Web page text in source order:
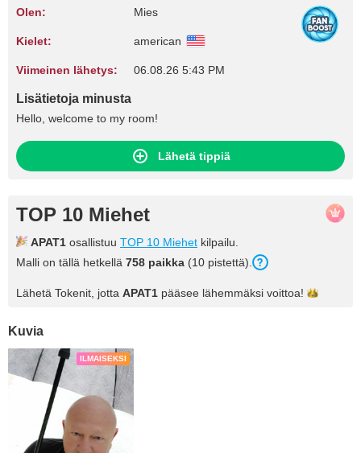
Olen: Mies
Kielet: american
Viimeinen lähetys: 06.08.26 5:43 PM
Lisätietoja minusta
Hello, welcome to my room!
Lähetä tippiä
TOP 10 Miehet
APAT1 osallistuu TOP 10 Miehet kilpailu.
Malli on tällä hetkellä 758 paikka (10 pistettä).
Lähetä Tokenit, jotta APAT1 pääsee lähemmäksi voittoa!
Kuvia
ILMAISEKSI